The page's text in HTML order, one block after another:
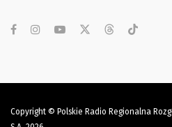
Copyright © Polskie Radio Regionalna